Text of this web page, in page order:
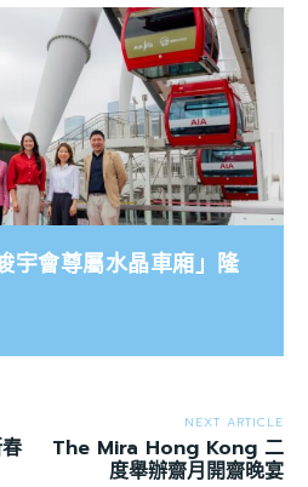
宇會尊屬水晶車廂」隆
NEXT ARTICLE
The Mira Hong Kong 二
度舉辦齋月開齋晚宴